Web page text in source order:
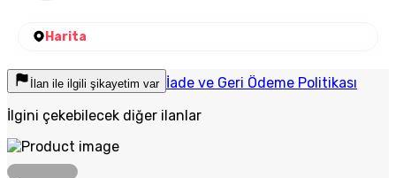
Harita
İlan ile ilgili şikayetim var İade ve Geri Ödeme Politikası
İlgini çekebilecek diğer ilanlar